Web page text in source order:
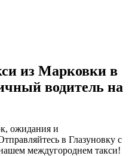
из Марковки в
водитель на
ожидания и
в Глазуновку с
междугороднем такси!